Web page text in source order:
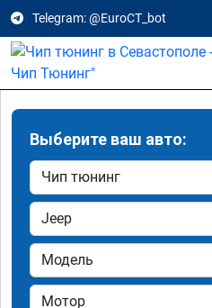
Telegram: @EuroCT_bot
Выберите ваш авто: